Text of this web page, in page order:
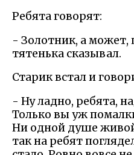
Ребята говорят:
- Золотник, а может,
тятенька сказывал.
Старик встал и
- Ну ладно, ребята,
Только вы уж
Ни одной душе
так на ребят